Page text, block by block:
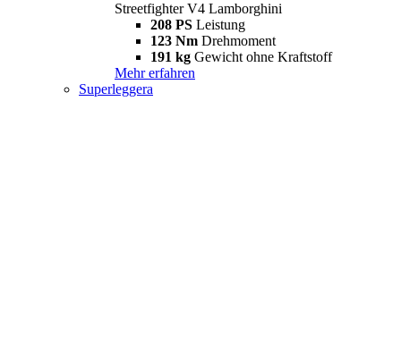
Streetfighter V4 Lamborghini
208 PS Leistung
123 Nm Drehmoment
191 kg Gewicht ohne Kraftstoff
Mehr erfahren
Superleggera